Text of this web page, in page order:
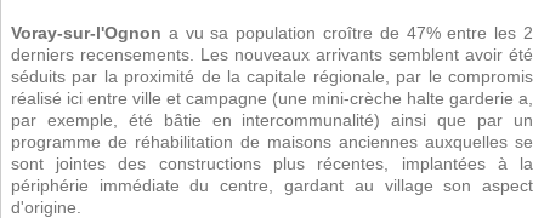
Voray-sur-l'Ognon a vu sa population croître de 47% entre les 2
derniers recensements. Les nouveaux arrivants semblent avoir été
séduits par la proximité de la capitale régionale, par le compromis
réalisé ici entre ville et campagne (une mini-crèche halte garderie a,
par exemple, été bâtie en intercommunalité) ainsi que par un
programme de réhabilitation de maisons anciennes auxquelles se
sont jointes des constructions plus récentes, implantées à la
périphérie immédiate du centre, gardant au village son aspect
d'origine.